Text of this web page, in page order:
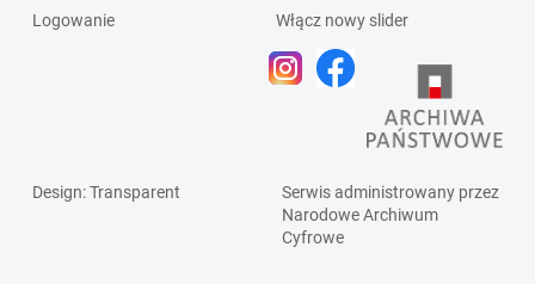
Logowanie
Włącz nowy slider
Design: Transparent
Serwis administrowany przez
Narodowe Archiwum
Cyfrowe